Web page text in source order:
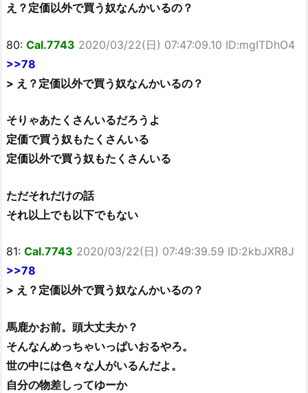
え？定価以外で買う奴なんかいるの？
80: Cal.7743 2020/03/22(日) 07:47:09.10 ID:mgITDhO4
>>78
> え？定価以外で買う奴なんかいるの？
そりゃあたくさんいるだろうよ
定価で買う奴もたくさんいる
定価以外で買う奴もたくさんいる
ただそれだけの話
それ以上でも以下でもない
81: Cal.7743 2020/03/22(日) 07:49:39.59 ID:2kbJXR8J
>>78
> え？定価以外で買う奴なんかいるの？
馬鹿かお前。頭大丈夫か？
そんなんめっちゃいっぱいおるやろ。
世の中には色々な人がいるんだよ。
自分の物差しってゆーか